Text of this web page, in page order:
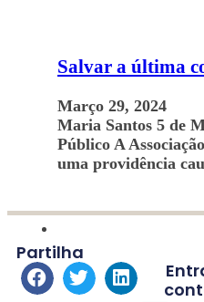
Salvar a última
Março 29, 2024
Maria Santos 5 de
Público A
uma providência
Partilha